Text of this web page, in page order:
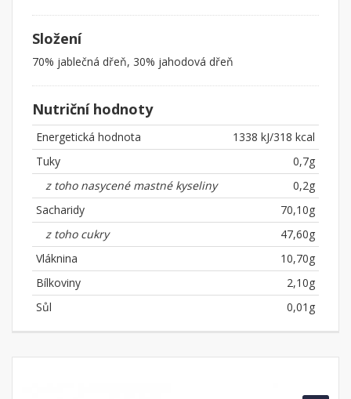
Složení
70% jablečná dřeň, 30% jahodová dřeň
Nutriční hodnoty
Energetická hodnota
1338 kJ/318 kcal
Tuky
0,7g
z toho nasycené mastné kyseliny
0,2g
Sacharidy
70,10g
z toho cukry
47,60g
Vláknina
10,70g
Bílkoviny
2,10g
Sůl
0,01g